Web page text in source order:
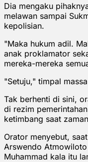
Dia mengaku
melawan sampai
kepolisian.
"Maka hukum adil.
anak proklamator
mereka-mereka
"Setuju," timpal
Tak berhenti di sini,
di rezim
ketimbang saat
Orator menyebut,
Arswendo
Muhammad kala itu